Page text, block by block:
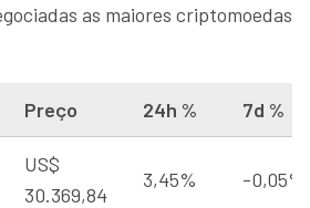
as maiores criptomoedas
Preço 24h % 7d %
US$
30.369,84
3,45% -0,05%